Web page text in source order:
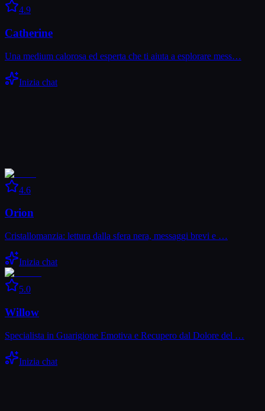
4.9
Catherine
Una medium calorosa ed esperta che ti aiuta a esplorare mess…
Inizia chat
4.6
Orion
Cristallomanzia: lettura dalla sfera nera, messaggi brevi e …
Inizia chat
5.0
Willow
Specialista in Guarigione Emotiva e Recupero dal Dolore del …
Inizia chat